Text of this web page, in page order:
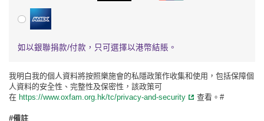
如以銀聯捐款/付款，只可選擇以港幣結賬。
我明白我的個人資料將按照樂施會的私隱政策作收集和使用，包括保障個
人資料的安全性、完整性及保密性，該政策可
在 https://www.oxfam.org.hk/tc/privacy-and-security 查看。#
#備註